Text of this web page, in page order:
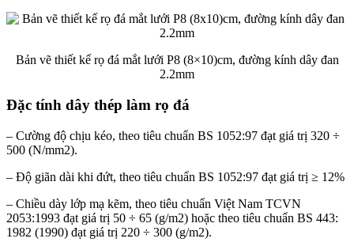
Bản vẽ thiết kế rọ đá mắt lưới P8 (8×10)cm, đường kính dây đan
2.2mm
Đặc tính dây thép làm rọ đá
– Cường độ chịu kéo, theo tiêu chuẩn BS 1052:97 đạt giá trị 320 ÷
500 (N/mm2).
– Độ giãn dài khi đứt, theo tiêu chuẩn BS 1052:97 đạt giá trị ≥ 12%
– Chiều dày lớp mạ kẽm, theo tiêu chuẩn Việt Nam TCVN
2053:1993 đạt giá trị 50 ÷ 65 (g/m2) hoặc theo tiêu chuẩn BS 443:
1982 (1990) đạt giá trị 220 ÷ 300 (g/m2).